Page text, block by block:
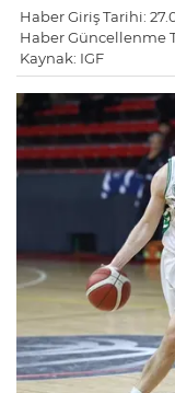
Haber Giriş Tarihi:
Haber Güncellenme
Kaynak: IGF